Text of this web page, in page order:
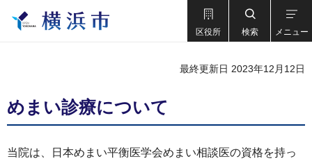
区役所 検索 メニュー
最終更新日 2023年12月12日
めまい診療について
当院は、日本めまい平衡医学会めまい相談医の資格を持っ